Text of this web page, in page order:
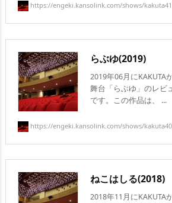
https://engeki.kansolink.com/shows/
らぶゆ(2019)
2019年06月にKAKUTA
舞台「らぶゆ」のレビ
です。この作品は、 ...
https://engeki.kansolink.com/shows/
ねこはしる(2018)
2018年11月にKAKUTA